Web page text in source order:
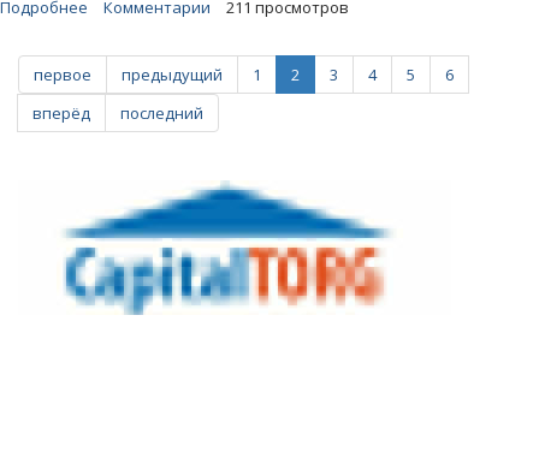
Подробнее
прогнозирует
новую
«мышиной
Комментарии 211 просмотров
первое предыдущий 1 2 3 4 5
6
вперёд
последний